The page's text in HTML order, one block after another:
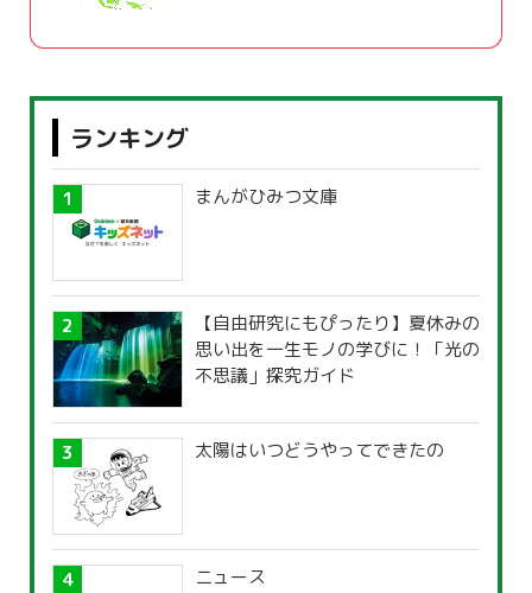
ランキング
まんがひみつ文庫
【自由研究にもぴったり】夏休みの
思い出を一生モノの学びに！「光の
不思議」探究ガイド
太陽はいつどうやってできたの
ニュース